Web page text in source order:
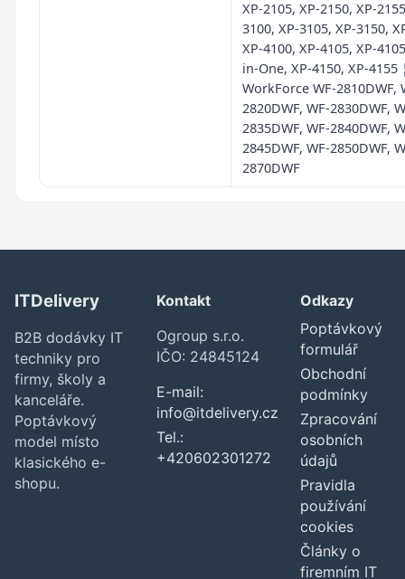
XP-2105, XP-2150, XP-
3100, XP-3105, XP-3150,
XP-4100, XP-4105, XP-
in-One, XP-4150, XP-4155
WorkForce WF-2810DWF,
2820DWF, WF-2830DWF,
2835DWF, WF-2840DWF,
2845DWF, WF-2850DWF,
2870DWF
ITDelivery
B2B dodávky IT
techniky pro
firmy, školy a
kanceláře.
Poptávkový
model místo
klasického e-
shopu.
Kontakt
Ogroup s.r.o.
IČO: 24845124
E-mail:
info@itdelivery.cz
Tel.:
+420602301272
Odkazy
Poptávkový
formulář
Obchodní
podmínky
Zpracování
osobních
údajů
Pravidla
používání
cookies
Články o
firemním IT